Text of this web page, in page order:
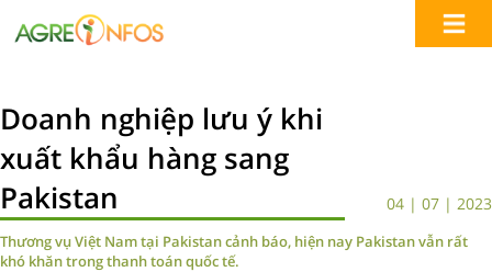
Doanh nghiệp lưu ý khi
xuất khẩu hàng sang
Pakistan
04 | 07 | 2023
Thương vụ Việt Nam tại Pakistan cảnh báo, hiện nay Pakistan vẫn rất
khó khăn trong thanh toán quốc tế.